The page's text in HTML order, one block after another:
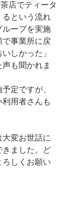
店でティータ
という流れ
ープを実施
で事業所に戻
しかった」
声も聞かれま
定ですが、
用者さんも
変お世話に
ました。ど
ろしくお願い